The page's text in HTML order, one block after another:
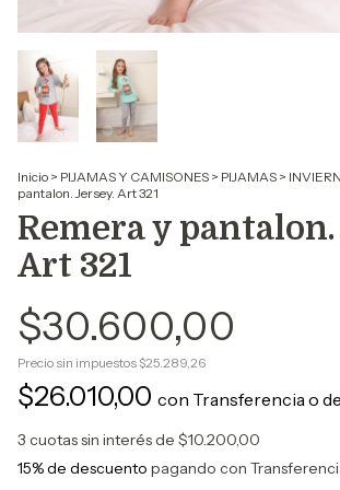
Inicio > PIJAMAS Y CAMISONES > PIJAMAS >
pantalon. Jersey. Art 321
Remera y
Art 321
$30.600,00
Precio sin impuestos $25.289,26
$26.010,00 con Transferencia o
3 cuotas sin interés de $10.200,00
15% de descuento pagando con